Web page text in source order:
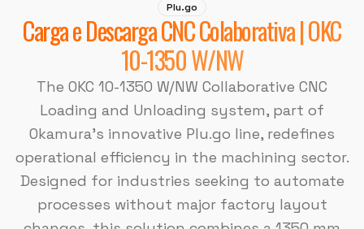
Plu.go
Carga e Descarga CNC Colaborativa | OKC
10-1350 W/NW
The OKC 10-1350 W/NW Collaborative CNC
Loading and Unloading system, part of
Okamura's innovative Plu.go line, redefines
operational efficiency in the machining sector.
Designed for industries seeking to automate
processes without major factory layout